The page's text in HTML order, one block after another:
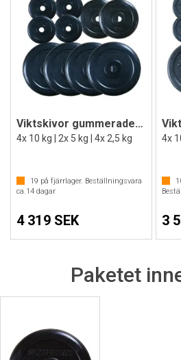
Viktskivor gummerade set 60 kg - 30 mm
4x 10 kg | 2x 5 kg | 4x 2,5 kg
19 på fjärrlager. Beställningsvara
ca.14 dagar
4 319 SEK
4x
3
Paketet